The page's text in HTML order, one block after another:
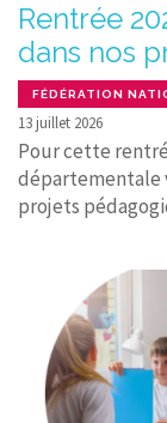
Rentrée
dans nos
FÉDÉRATION
13 juillet 2026
Pour cette
départementale
projets